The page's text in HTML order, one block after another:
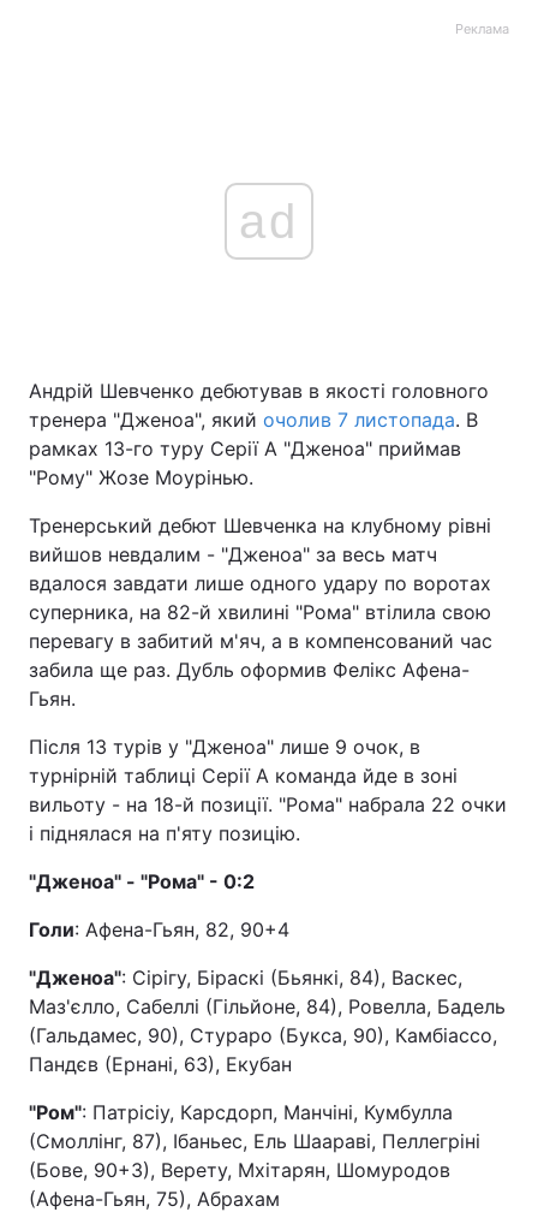
Реклама
ad
Андрій Шевченко дебютував в якості головного
тренера "Дженоа", який очолив 7 листопада. В
рамках 13-го туру Серії А "Дженоа" приймав
"Рому" Жозе Моурінью.
Тренерський дебют Шевченка на клубному рівні
вийшов невдалим - "Дженоа" за весь матч
вдалося завдати лише одного удару по воротах
суперника, на 82-й хвилині "Рома" втілила свою
перевагу в забитий м'яч, а в компенсований час
забила ще раз. Дубль оформив Фелікс Афена-
Гьян.
Після 13 турів у "Дженоа" лише 9 очок, в
турнірній таблиці Серії А команда йде в зоні
вильоту - на 18-й позиції. "Рома" набрала 22 очки
і піднялася на п'яту позицію.
"Дженоа" - "Рома" - 0:2
Голи: Афена-Гьян, 82, 90+4
"Дженоа": Сірігу, Біраскі (Бьянкі, 84), Васкес,
Маз'єлло, Сабеллі (Гільйоне, 84), Ровелла, Бадель
(Гальдамес, 90), Стураро (Букса, 90), Камбіассо,
Пандєв (Ернані, 63), Екубан
"Ром": Патрісіу, Карсдорп, Манчіні, Кумбулла
(Смоллінг, 87), Ібаньес, Ель Шаараві, Пеллегріні
(Бове, 90+3), Верету, Мхітарян, Шомуродов
(Афена-Гьян, 75), Абрахам